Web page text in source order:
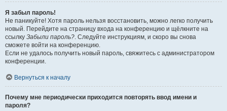
Я забыл пароль!
Не паникуйте! Хотя пароль нельзя восстановить, можно легко получить
новый. Перейдите на страницу входа на конференцию и щёлкните на
ссылку Забыли пароль?. Следуйте инструкциям, и скоро вы снова
сможете войти на конференцию.
Если не удалось получить новый пароль, свяжитесь с администратором
конференции.
Вернуться к началу
Почему мне периодически приходится повторять ввод имени и
пароля?